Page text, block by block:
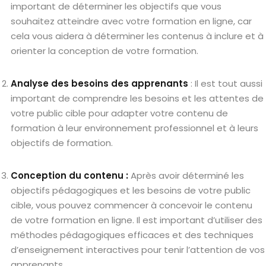
important de déterminer les objectifs que vous
souhaitez atteindre avec votre formation en ligne, car
cela vous aidera à déterminer les contenus à inclure et à
orienter la conception de votre formation.
Analyse des besoins des apprenants : Il est tout aussi
important de comprendre les besoins et les attentes de
votre public cible pour adapter votre contenu de
formation à leur environnement professionnel et à leurs
objectifs de formation.
Conception du contenu :Après avoir déterminé les
objectifs pédagogiques et les besoins de votre public
cible, vous pouvez commencer à concevoir le contenu
de votre formation en ligne. Il est important d’utiliser des
méthodes pédagogiques efficaces et des techniques
d’enseignement interactives pour tenir l’attention de vos